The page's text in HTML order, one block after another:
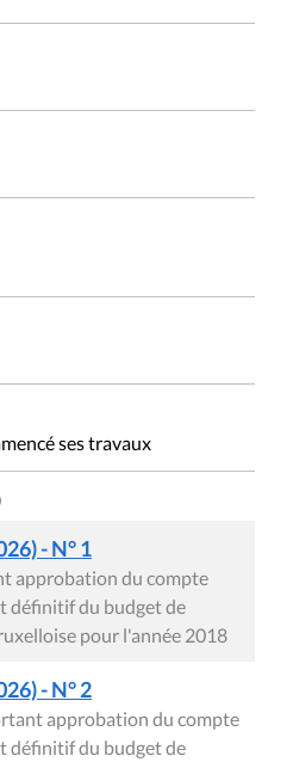
ses travaux
- N° 1
approbation du compte
définitif du budget de
pour l'année 2018
- N° 2
approbation du compte
définitif du budget de